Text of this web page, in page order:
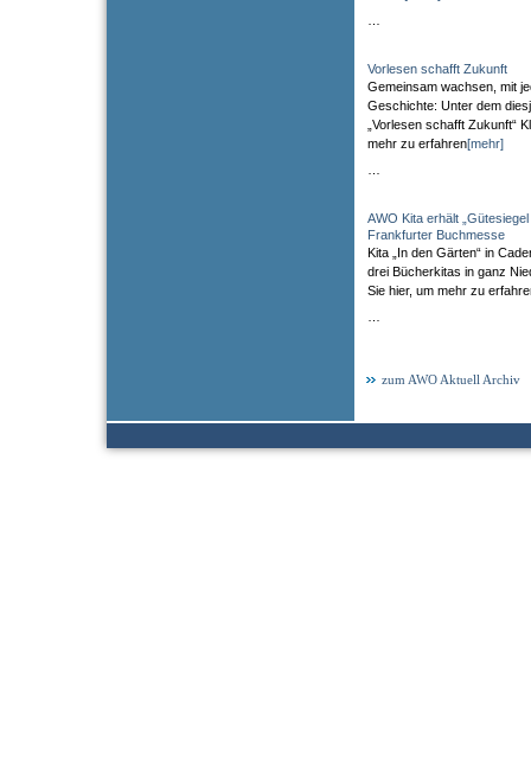
Vorlesen schafft Zukunft
Gemeinsam wachsen, mit
Geschichte: Unter dem
„Vorlesen schafft Zukunft“
mehr zu erfahren[mehr]
AWO Kita erhält
Frankfurter Buchmesse
Kita „In den Gärten“ in
drei Bücherkitas in ganz
Sie hier, um mehr zu
zum AWO Aktuell Archiv